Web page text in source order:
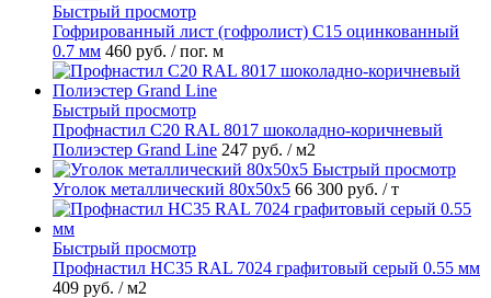
Быстрый просмотр
Гофрированный лист (гофролист) С15 оцинкованный
0.7 мм 460 руб. / пог. м
Быстрый просмотр
Профнастил С20 RAL 8017 шоколадно-коричневый
Полиэстер Grand Line 247 руб. / м2
Быстрый просмотр
Уголок металлический 80х50х5 66 300 руб. / т
Быстрый просмотр
Профнастил НС35 RAL 7024 графитовый серый 0.55 мм
409 руб. / м2